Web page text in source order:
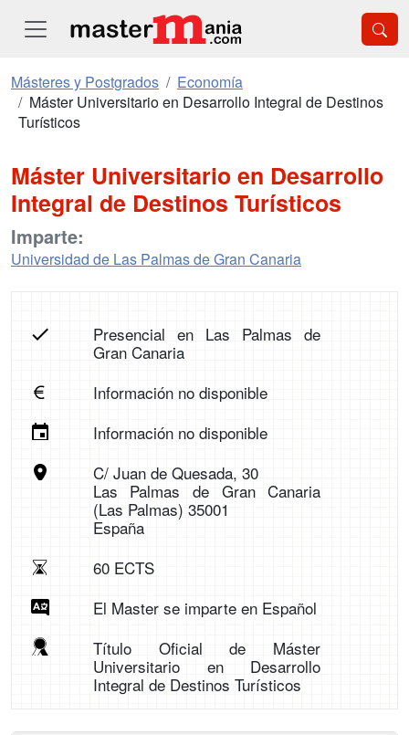
Másteres y Postgrados
Economía
Máster Universitario en Desarrollo Integral de Destinos
Turísticos
Máster Universitario en Desarrollo
Integral de Destinos Turísticos
Imparte:
Universidad de Las Palmas de Gran Canaria
Presencial en Las Palmas de
Gran Canaria
Información no disponible
Información no disponible
C/ Juan de Quesada, 30
Las Palmas de Gran Canaria
(Las Palmas) 35001
España
60 ECTS
El Master se imparte en Español
Título Oficial de Máster
Universitario en Desarrollo
Integral de Destinos Turísticos